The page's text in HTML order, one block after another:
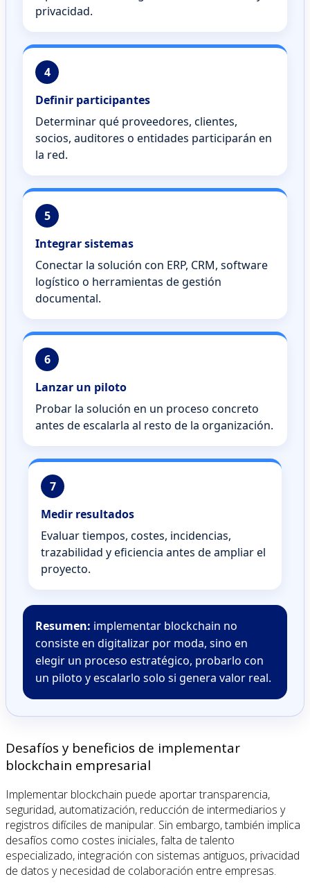
privacidad.
4
Definir participantes
Determinar qué proveedores, clientes,
socios, auditores o entidades participarán en
la red.
5
Integrar sistemas
Conectar la solución con ERP, CRM, software
logístico o herramientas de gestión
documental.
6
Lanzar un piloto
Probar la solución en un proceso concreto
antes de escalarla al resto de la organización.
7
Medir resultados
Evaluar tiempos, costes, incidencias,
trazabilidad y eficiencia antes de ampliar el
proyecto.
Resumen: implementar blockchain no
consiste en digitalizar por moda, sino en
elegir un proceso estratégico, probarlo con
un piloto y escalarlo solo si genera valor real.
Desafíos y beneficios de implementar
blockchain empresarial
Implementar blockchain puede aportar transparencia,
seguridad, automatización, reducción de intermediarios y
registros difíciles de manipular. Sin embargo, también implica
desafíos como costes iniciales, falta de talento
especializado, integración con sistemas antiguos, privacidad
de datos y necesidad de colaboración entre empresas.